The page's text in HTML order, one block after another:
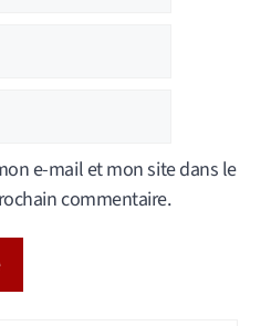
e-mail et mon site dans le
commentaire.